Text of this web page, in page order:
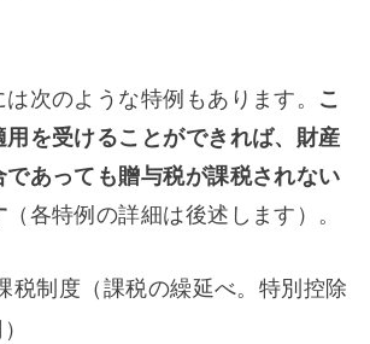
次のような特例もあります。 こ
を受けることができれば、財産
であっても贈与税が課税されない
（各特例の詳細は後述します）。
税制度（課税の繰延べ。特別控除